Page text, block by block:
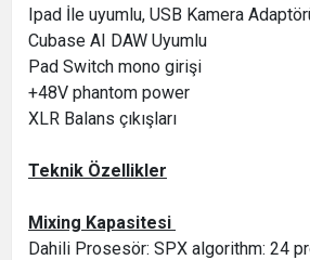
Ipad İle uyumlu, USB Kamera
Cubase AI DAW Uyumlu
Pad Switch mono girişi
+48V phantom power
XLR Balans çıkışları
Teknik Özellikler
Mixing Kapasitesi
Dahili Prosesör: SPX algorithm: 24